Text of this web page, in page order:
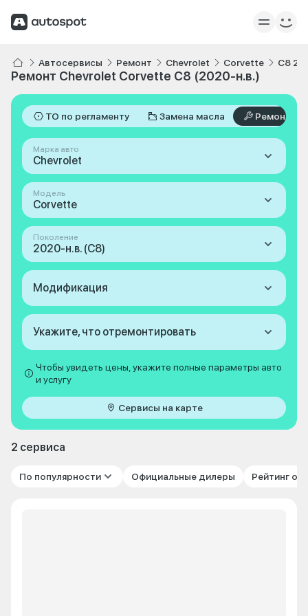
Автосервисы Ремонт Chevrolet Corvette C8
Ремонт Chevrolet Corvette C8 (2020-н.в.)
ТО по регламенту Замена масла Ремонт
Марка авто
Chevrolet
Модель
Corvette
Поколение
2020-н.в. (C8)
Модификация
Укажите, что отремонтировать
Чтобы увидеть цены, укажите полные параметры авто
и услугу
Сервисы на карте
2 сервиса
По популярности Официальные дилеры Рейтинг